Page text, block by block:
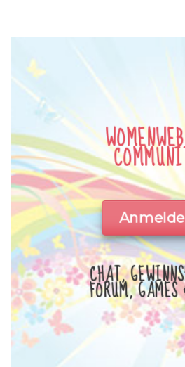
CHAT,
FORUM, GAMES